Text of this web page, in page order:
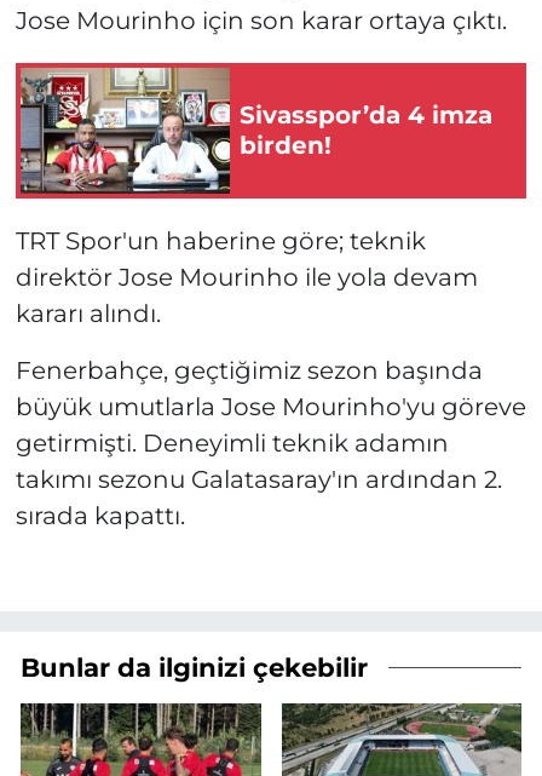
Jose Mourinho için son karar ortaya çıktı.
Sivasspor’da 4 imza
birden!
TRT Spor'un haberine göre; teknik
direktör Jose Mourinho ile yola devam
kararı alındı.
Fenerbahçe, geçtiğimiz sezon başında
büyük umutlarla Jose Mourinho'yu göreve
getirmişti. Deneyimli teknik adamın
takımı sezonu Galatasaray'ın ardından 2.
sırada kapattı.
Bunlar da ilginizi çekebilir